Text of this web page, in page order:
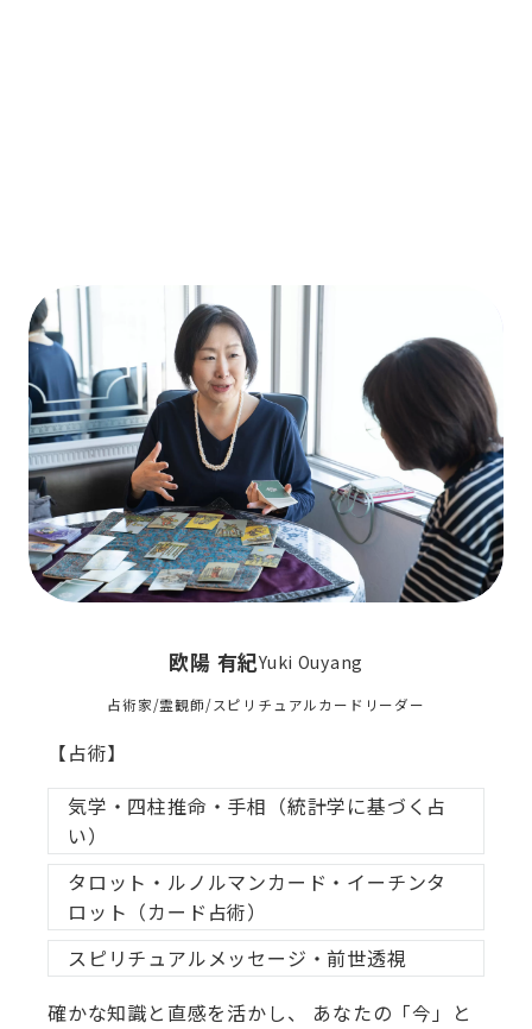
欧陽 有紀Yuki Ouyang
占術家/霊観師/スピリチュアルカードリーダー
【占術】
気学・四柱推命・手相（統計学に基づく占
い）
タロット・ルノルマンカード・イーチンタ
ロット（カード占術）
スピリチュアルメッセージ・前世透視
確かな知識と直感を活かし、 あなたの「今」と